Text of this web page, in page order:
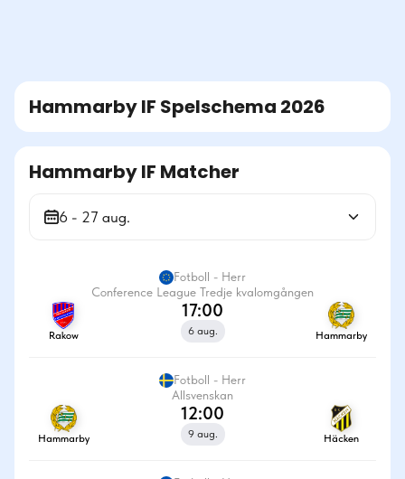
Hammarby IF Spelschema 2026
Hammarby IF Matcher
6 - 27 aug.
Fotboll - Herr
Conference League Tredje kvalomgången
Rakow
17:00
6 aug. Hammarby
Fotboll - Herr
Allsvenskan
Hammarby
12:00
9 aug. Häcken